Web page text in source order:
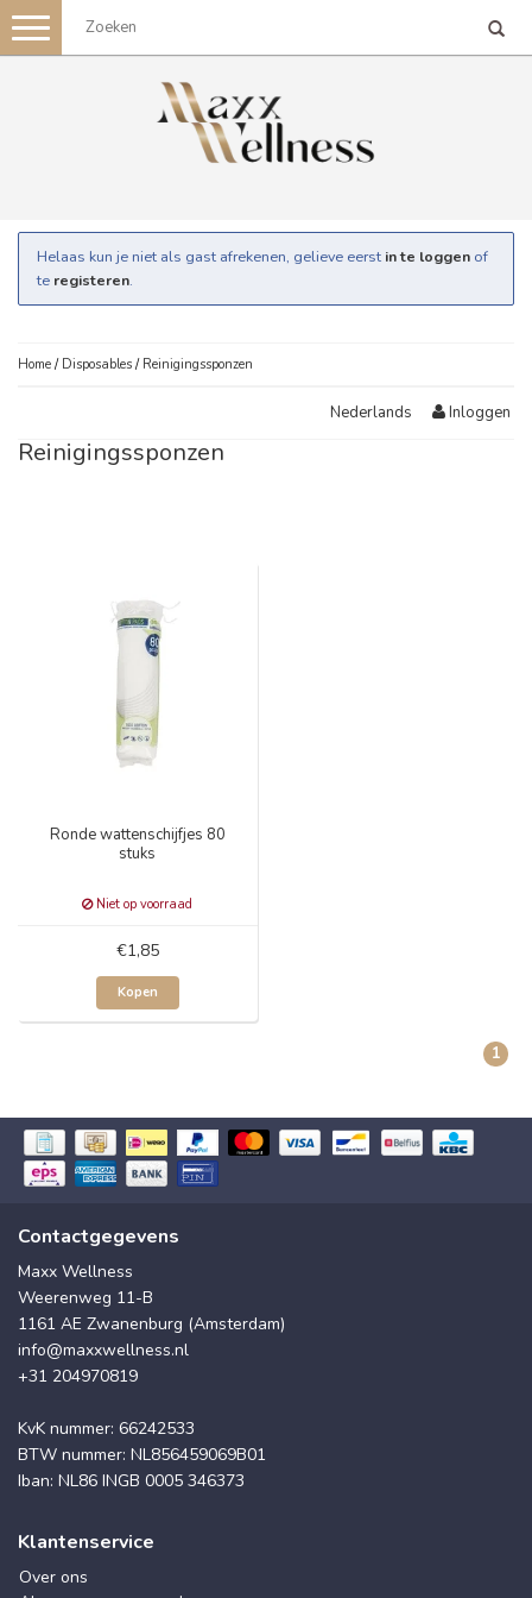
Toggle
navigation
Helaas kun je niet als gast afrekenen, gelieve eerst in te loggen of
te registeren.
Home / Disposables / Reinigingssponzen
Nederlands Inloggen
Reinigingssponzen
Ronde wattenschijfjes 80
stuks
Niet op voorraad
€1,85
Kopen
1
Contactgegevens
Maxx Wellness
Weerenweg 11-B
1161 AE Zwanenburg (Amsterdam)
info@maxxwellness.nl
+31 204970819
KvK nummer: 66242533
BTW nummer: NL856459069B01
Iban: NL86 INGB 0005 346373
Klantenservice
Over ons